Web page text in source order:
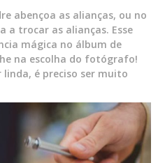
abençoa as alianças, ou no
a trocar as alianças. Esse
mágica no álbum de
na escolha do fotógrafo!
é preciso ser muito